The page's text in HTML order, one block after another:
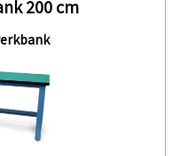
200 cm